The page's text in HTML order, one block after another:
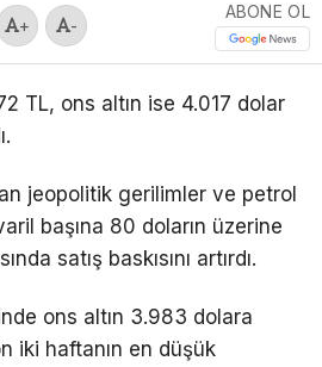
+ -
ABONE OL
TL, ons altın ise 4.017 dolar
jeopolitik gerilimler ve petrol
başına 80 doların üzerine
satış baskısını artırdı.
ons altın 3.983 dolara
iki haftanın en düşük